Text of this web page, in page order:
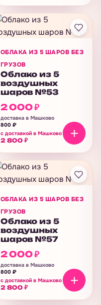
ОБЛАКА ИЗ 5 ШАРОВ БЕЗ
ГРУЗОВ
Облако из 5
воздушных
шаров №53
2 000₽
доставка в Машково
800 ₽
с доставкой в Машково
2 800 ₽
ОБЛАКА ИЗ 5 ШАРОВ БЕЗ
ГРУЗОВ
Облако из 5
воздушных
шаров №57
2 000₽
доставка в Машково
800 ₽
с доставкой в Машково
2 800 ₽